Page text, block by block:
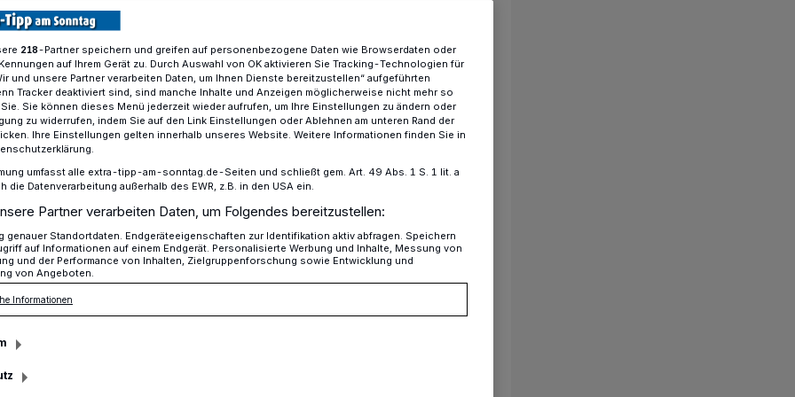
mit Aktionsbündnis auf dem Weg nach Berlin
auf dem Weg nach Berlin
unserer Städte“
Rau-Platz in Düsseldorf war am
Fahrzeugen aus NRW-Städten und
Kämmerer haben dort ihre
sind sie auf dem Weg nach Berlin, wo
fahren.
218-Partner speichern und greifen auf personenbezogene Daten wie Browserdaten oder
auf Ihrem Gerät zu. Durch Auswahl von OK aktivieren Sie Tracking-Technologien für
und unsere Partner verarbeiten Daten, um Ihnen Dienste bereitzustellen“ aufgeführten
Tracker deaktiviert sind, sind manche Inhalte und Anzeigen möglicherweise nicht mehr so
Sie können dieses Menü jederzeit wieder aufrufen, um Ihre Einstellungen zu ändern oder
zu widerrufen, indem Sie auf den Link Einstellungen oder Ablehnen am unteren Rand der
Ihre Einstellungen gelten innerhalb unseres Website. Weitere Informationen finden Sie in
umfasst alle extra-tipp-am-sonntag.de-Seiten und schließt gem. Art. 49 Abs. 1 S. 1 lit. a
die Datenverarbeitung außerhalb des EWR, z.B. in den USA ein.
Partner verarbeiten Daten, um Folgendes bereitzustellen:
genauer Standortdaten. Endgeräteeigenschaften zur Identifikation aktiv abfragen. Speichern
auf Informationen auf einem Endgerät. Personalisierte Werbung und Inhalte, Messung von
und der Performance von Inhalten, Zielgruppenforschung sowie Entwicklung und
von Angeboten.
Informationen